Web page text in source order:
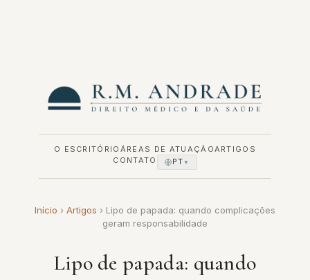
O ESCRITÓRIO ÁREAS DE ATUAÇÃOARTIGOS
CONTATO
PT ▼
Início › Artigos › Lipo de papada: quando complicações
geram responsabilidade
Lipo de papada: quando